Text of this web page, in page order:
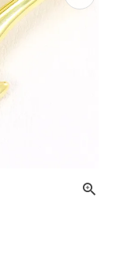
Next